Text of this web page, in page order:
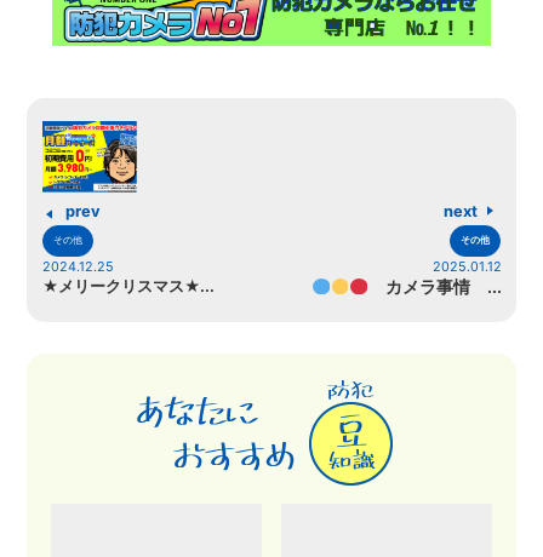
prev
その他
2024.12.25
★メリークリスマス★...
next
その他
2025.01.12
カメラ事情 ...